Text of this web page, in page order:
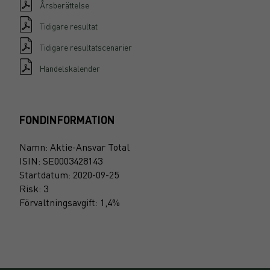
Årsberättelse
Tidigare resultat
Tidigare resultatscenarier
Handelskalender
FONDINFORMATION
Namn: Aktie-Ansvar Total
ISIN: SE0003428143
Startdatum: 2020-09-25
Risk: 3
Förvaltningsavgift: 1,4%